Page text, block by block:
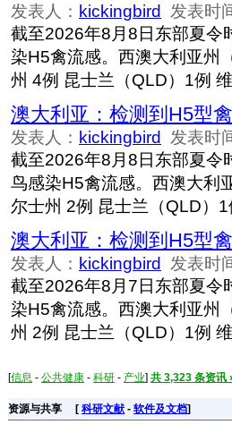
发表人： kickingbird 发表时
截至2026年8月8日东部夏令
染H5禽流感。西澳大利亚州
州 4例 昆士兰（QLD）1例
澳大利亚：检测到H5型
发表人： kickingbird 发表时
截至2026年8月8日东部夏令
鸟感染H5禽流感。西澳大利
尔士州 2例 昆士兰（QLD）
澳大利亚：检测到H5型
发表人： kickingbird 发表时
截至2026年8月7日东部夏令
染H5禽流感。西澳大利亚州
州 2例 昆士兰（QLD）1例
[信息 - 公共健康 - 科研 - 产业] 共 3,323 条资讯
资源与共享 [ 科研文献 - 软件及文档]